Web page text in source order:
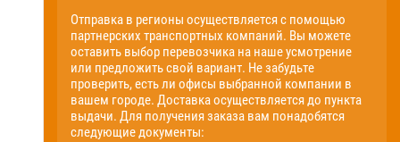
Отправка в регионы осуществляется с помощью
партнерских транспортных компаний. Вы можете
оставить выбор перевозчика на наше усмотрение
или предложить свой вариант. Не забудьте
проверить, есть ли офисы выбранной компании в
вашем городе. Доставка осуществляется до пункта
выдачи. Для получения заказа вам понадобятся
следующие документы: